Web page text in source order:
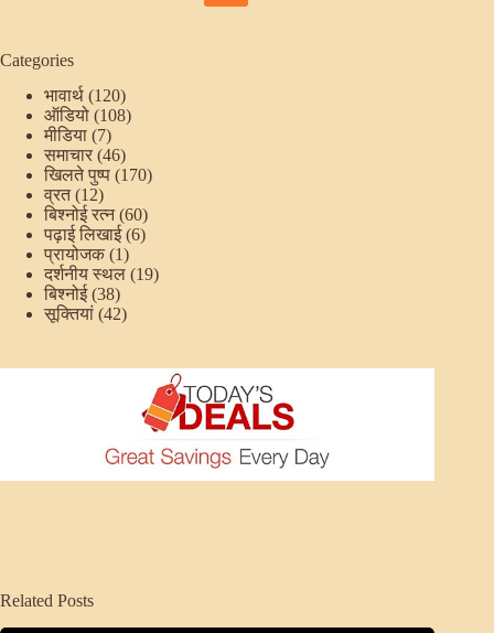
Categories
भावार्थ (120)
ऑडियो (108)
मीडिया (7)
समाचार (46)
खिलते पुष्प (170)
व्रत(12)
बिश्नोई रत्न(60)
पढ़ाई लिखाई(6)
प्रायोजक (1)
दर्शनीय स्थल (19)
बिश्नोई(38)
सूक्तियां (42)
Related Posts